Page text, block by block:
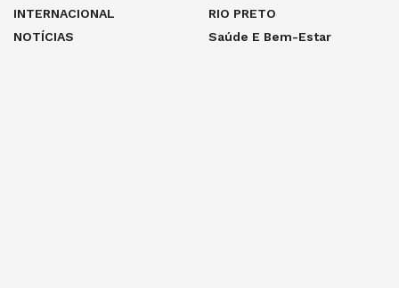
INTERNACIONAL
NOTÍCIAS
RIO PRETO
Saúde E Bem-Estar